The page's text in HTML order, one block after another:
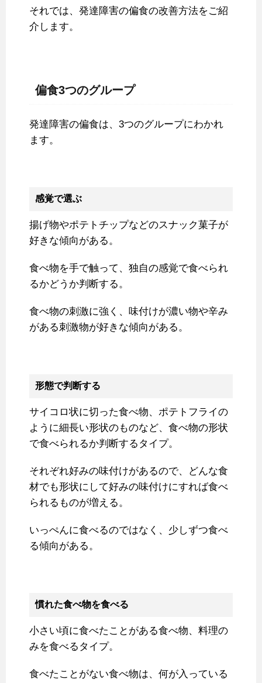
それでは、発達障害の偏食の改善方法をご紹
介します。
偏食3つのグループ
発達障害の偏食は、3つのグループにわかれ
ます。
感覚で選ぶ
揚げ物やポテトチップなどのスナック菓子が
好きな傾向がある。
食べ物を手で触って、独自の感覚で食べられ
るかどうか判断する。
食べ物の刺激に強く、味付けが濃い物や辛み
がある刺激物が好きな傾向がある。
形態で判断する
サイコロ状に切った食べ物、ポテトフライの
ように細長い形状のものなど、食べ物の形状
で食べられるか判断するタイプ。
それぞれ好みの味付けがあるので、どんな食
材でも形状にして好みの味付けにすれば食べ
られるものが増える。
いっぺんに食べるのではなく、少しずつ食べ
る傾向がある。
慣れた食べ物を食べる
小さい頃に食べたことがある食べ物、料理の
みを食べるタイプ。
食べたことがない食べ物は、何が入っている